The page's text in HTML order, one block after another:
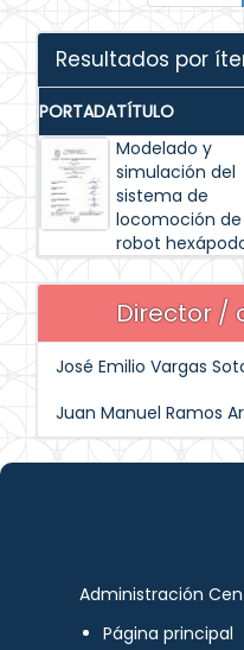
Resultados por
PORTADATÍTULO
Modelado y
simulación del
sistema de
locomoción
robot
Director /
José Emilio Vargas
Juan Manuel Ramos
Administración
Página principal